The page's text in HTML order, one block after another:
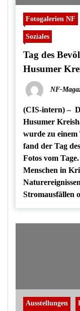
Fotogalerien NF
Soziales
Tag des
Husumer
NF-
(CIS-intern) –
Husumer
wurde zu
fand der Tag
Fotos vom
Menschen in
Stromausfällen
Ausstellungen